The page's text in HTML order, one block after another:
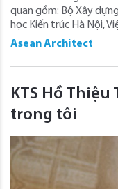
quan gồm: Bộ Xây
học Kiến trúc Hà Nội,
Asean Architect
KTS Hồ
trong tôi